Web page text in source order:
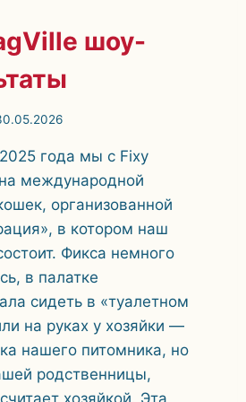
шоу-
года мы с Fixy
международной
организованной
в котором наш
Фикса немного
в палатке
сидеть в «туалетном
на руках у хозяйки —
нашего питомника, но
родственницы,
хозяйкой. Эта